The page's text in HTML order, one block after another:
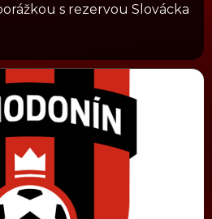
s rezervou Slovácka